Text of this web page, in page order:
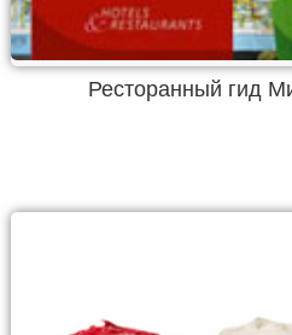
Ресторанный гид